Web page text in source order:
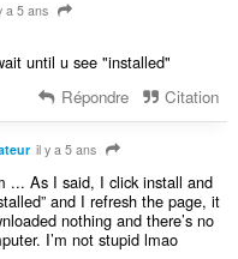
a 5 ans
until u see "installed"
Répondre Citation
il y a 5 ans
... As I said, I click install and
and I refresh the page, it
nothing and there’s no
I’m not stupid lmao